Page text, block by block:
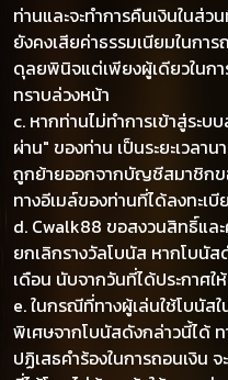
ท่านและจะทำการคืนเงินในส่
ยังคงเสียค่าธรรมเนียมในกา
ดุลยพินิจแต่เพียงผู้เดียวในกา
ทราบล่วงหน้า
c. หากท่านไม่ทำการเข้าสู่ระ
ผ่าน" ของท่าน เป็นระยะเวลา
ถูกย้ายออกจากบัญชีสมาชิกข
ทางอีเมล์ของท่านที่ได้ลงทะเบี
d. Cwalk88 ขอสงวนสิทธิ์แล
ยกเลิกรางวัลโบนัส หากโบนัส
เดือน นับจากวันที่ได้ประกาศใ
e. ในกรณีที่ทางผู้เล่นใช้โบนัส
พิเศษจากโบนัสดังกล่าวนี้ได้
ปฏิเสธคำร้องในการถอนเงิน